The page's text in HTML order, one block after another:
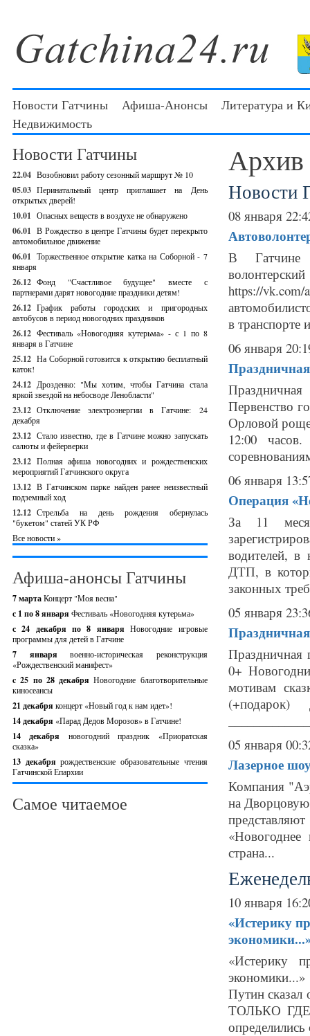
Новости Гатчины Афиша-Анонсы
Литература и
Недвижимость
Новости Гатчины
22.04 Возобновил работу сезонный маршрут № 10
05.03 Перинатальный центр приглашает на День
открытых дверей!
10.01 Опасных веществ в воздухе не обнаружено
06.01 В Рождество в центре Гатчины будет перекрыто
автомобильное движение
06.01 Торжественное открытие катка на Соборной - 7
января
26.12 Фонд "Счастливое будущее" вместе с
партнерами дарят новогодние праздники детям!
26.12 График работы городских и пригородных
автобусов в период новогодних праздников
26.12 Фестиваль «Новогодняя кутерьма» - с 1 по 8
января в Гатчине
25.12 На Соборной готовится к открытию бесплатный
каток!
24.12 Дрозденко: "Мы хотим, чтобы Гатчина стала
яркой звездой на небосводе Ленобласти"
23.12 Отключение электроэнергии в Гатчине: 24
декабря
23.12 Стало известно, где в Гатчине можно запускать
салюты и фейерверки
23.12 Полная афиша новогодних и рождественских
мероприятий Гатчинского округа
13.12 В Гатчинском парке найден ранее неизвестный
подземный ход
12.12 Стрельба на день рождения обернулась
"букетом" статей УК РФ
Все новости »
Афиша-анонсы Гатчины
7 мартаКонцерт "Моя весна"
с 1 по 8 января Фестиваль «Новогодняя кутерьма»
с 24 декабря по 8 январяНовогодние игровые
программы для детей в Гатчине
7 январявоенно-историческая реконструкция
«Рождественский манифест»
c 25 по 28 декабряНовогодние благотворительные
киносеансы
21 декабря концерт «Новый год к нам идет»!
14 декабря «Парад Дедов Морозов» в Гатчине!
14 декабря новогодний праздник «Приоратская
сказка»
13 декабрярождественские образовательные чтения
Гатчинской Епархии
Самое читаемое
Архив
Новости
08 января
В Гатчине
https://
в
06 января
Первенство
Орловой
12:00
06 января
Операция
За 11
водителей, в
ДТП, в
законных
05 января
Праздничная
0+
мотивам
05 января
Лазерное
Компания
на
страна...
10 января
«Истерику
«Истерику
Путин
ТОЛЬКО ГДЕ